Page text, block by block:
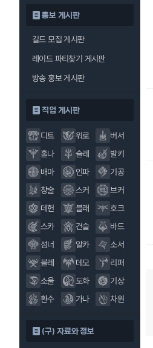
홍보 게시판
길드 모집 게시판
레이드 파티찾기 게시판
방송 홍보 게시판
직업 게시판
디트 워로
버서
홀나
슬레
발키
배마
인파
기공
창술
스커
브커
데헌
블래
호크
스카
건슬
바드
섬너
알카
소서
블레
데모
리퍼
소울
도화
기상
환수
가나 차원
(구) 자료와 정보